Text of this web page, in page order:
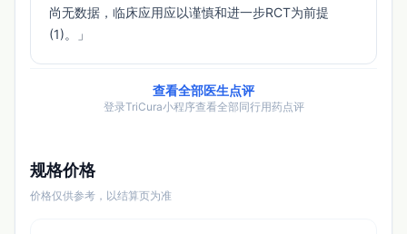
尚无数据，临床应用应以谨慎和进一步RCT为前提
(1)。」
查看全部医生点评
登录TriCura小程序查看全部同行用药点评
规格价格
价格仅供参考，以结算页为准